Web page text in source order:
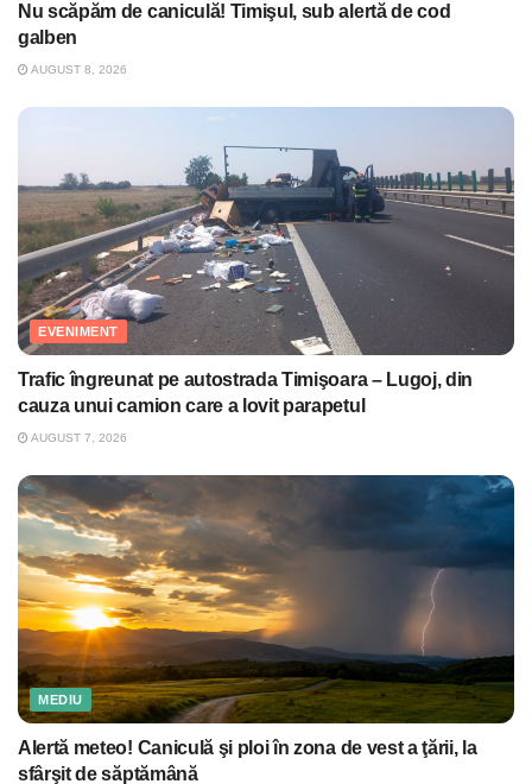
Nu scăpăm de caniculă! Timişul, sub alertă de cod
galben
AUGUST 8, 2026
EVENIMENT
Trafic îngreunat pe autostrada Timişoara – Lugoj, din
cauza unui camion care a lovit parapetul
AUGUST 7, 2026
MEDIU
Alertă meteo! Caniculă şi ploi în zona de vest a ţării, la
sfârşit de săptămână